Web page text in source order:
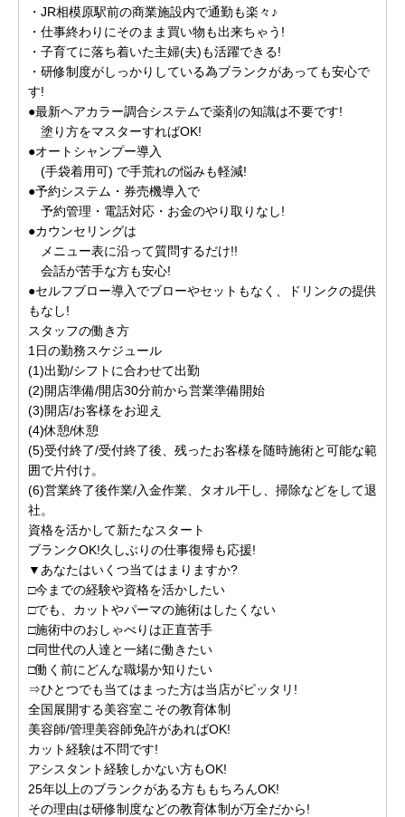
・JR相模原駅前の商業施設内で通勤も楽々♪
・仕事終わりにそのまま買い物も出来ちゃう!
・子育てに落ち着いた主婦(夫)も活躍できる!
・研修制度がしっかりしている為ブランクがあっても安心で
す!
●最新ヘアカラー調合システムで薬剤の知識は不要です!
塗り方をマスターすればOK!
●オートシャンプー導入
(手袋着用可) で手荒れの悩みも軽減!
●予約システム・券売機導入で
予約管理・電話対応・お金のやり取りなし!
●カウンセリングは
メニュー表に沿って質問するだけ!!
会話が苦手な方も安心!
●セルフブロー導入でブローやセットもなく、ドリンクの提供
もなし!
スタッフの働き方
1日の勤務スケジュール
(1)出勤/シフトに合わせて出勤
(2)開店準備/開店30分前から営業準備開始
(3)開店/お客様をお迎え
(4)休憩/休憩
(5)受付終了/受付終了後、残ったお客様を随時施術と可能な範
囲で片付け。
(6)営業終了後作業/入金作業、タオル干し、掃除などをして退
社。
資格を活かして新たなスタート
ブランクOK!久しぶりの仕事復帰も応援!
▼あなたはいくつ当てはまりますか?
□今までの経験や資格を活かしたい
□でも、カットやパーマの施術はしたくない
□施術中のおしゃべりは正直苦手
□同世代の人達と一緒に働きたい
□働く前にどんな職場か知りたい
⇒ひとつでも当てはまった方は当店がピッタリ!
全国展開する美容室こその教育体制
美容師/管理美容師免許があればOK!
カット経験は不問です!
アシスタント経験しかない方もOK!
25年以上のブランクがある方ももちろんOK!
その理由は研修制度などの教育体制が万全だから!